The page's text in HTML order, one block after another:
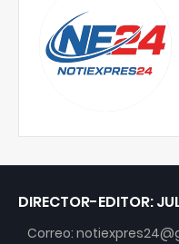
DIRECTOR-EDITOR:
Correo: